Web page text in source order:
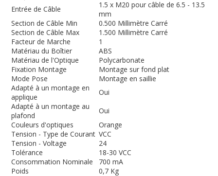
Entrée de Câble
1.5 x M20 pour câble de 6.5 - 13.5
mm
Section de Câble Min
0.500 Millimètre Carré
Section de Câble Max
1.500 Millimètre Carré
Facteur de Marche
1
Matériau du Boîtier
ABS
Matériau de l'Optique
Polycarbonate
Fixation Montage
Montage sur fond plat
Mode Pose
Montage en saillie
Adapté à un montage en
applique
Oui
Adapté à un montage au
plafond
Oui
Couleurs d'optiques
Orange
Tension - Type de Courant VCC
Tension - Voltage
24
Tolérance
18-30 VCC
Consommation Nominale
700 mA
Poids
0,7 Kg